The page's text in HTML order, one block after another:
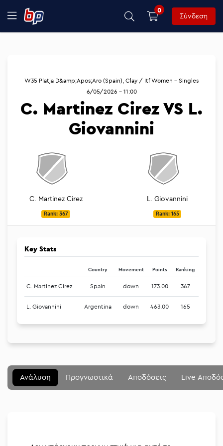
0
Σύνδεση
C. Martinez Cirez
Rank: 367
W35 Platja D&amp;Apos;Aro (Spain), Clay / Itf Women - Singles
6/05/2026 - 11:00
C. Martinez Cirez VS L.
Giovannini
L. Giovannini
Rank: 165
Key Stats
Country Movement Points Ranking
C. Martinez Cirez Spain down 173.00 367
L. Giovannini Argentina down 463.00 165
Ανάλυση Προγνωστικά Αποδόσεις Live
Μενού Κλείσιμο
Αναλύσεις